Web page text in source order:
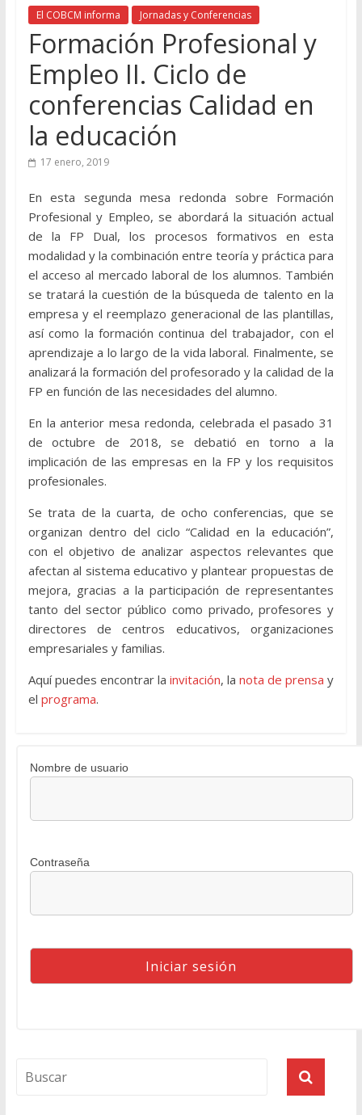
El COBCM informa Jornadas y Conferencias
Formación Profesional y
Empleo II. Ciclo de
conferencias Calidad en
la educación
17 enero, 2019
En esta segunda mesa redonda sobre Formación
Profesional y Empleo, se abordará la situación actual
de la FP Dual, los procesos formativos en esta
modalidad y la combinación entre teoría y práctica para
el acceso al mercado laboral de los alumnos. También
se tratará la cuestión de la búsqueda de talento en la
empresa y el reemplazo generacional de las plantillas,
así como la formación continua del trabajador, con el
aprendizaje a lo largo de la vida laboral. Finalmente, se
analizará la formación del profesorado y la calidad de la
FP en función de las necesidades del alumno.
En la anterior mesa redonda, celebrada el pasado 31
de octubre de 2018, se debatió en torno a la
implicación de las empresas en la FP y los requisitos
profesionales.
Se trata de la cuarta, de ocho conferencias, que se
organizan dentro del ciclo “Calidad en la educación”,
con el objetivo de analizar aspectos relevantes que
afectan al sistema educativo y plantear propuestas de
mejora, gracias a la participación de representantes
tanto del sector público como privado, profesores y
directores de centros educativos, organizaciones
empresariales y familias.
Aquí puedes encontrar la invitación, lanota de prensa y
el programa.
Nombre de usuario
Contraseña